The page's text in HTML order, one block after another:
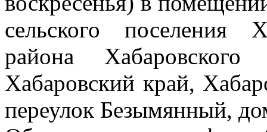
сельского поселения
района
Хабаровский край,
переулок Безымянный,